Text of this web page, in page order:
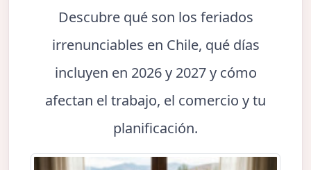
Descubre qué son los feriados
irrenunciables en Chile, qué días
incluyen en 2026 y 2027 y cómo
afectan el trabajo, el comercio y tu
planificación.